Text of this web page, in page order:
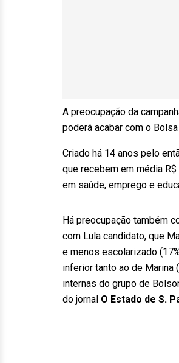
A preocupação da
poderá acabar com o
Criado há 14 anos pelo
que recebem em média
em saúde, emprego e
Há preocupação também
com Lula candidato, que
e menos escolarizado
inferior tanto ao de Marina
internas do grupo de
do jornal O Estado de S.